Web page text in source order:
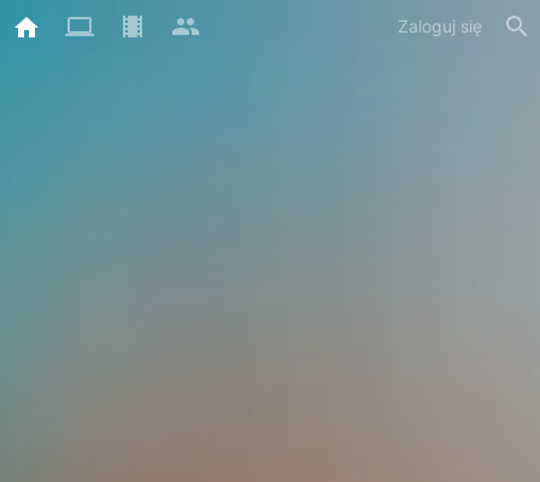
Zaloguj się